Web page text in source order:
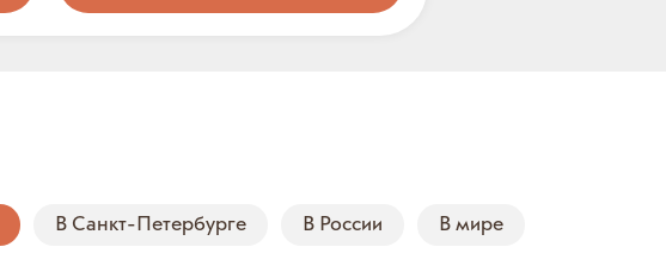
В Санкт-Петербурге В России В мире